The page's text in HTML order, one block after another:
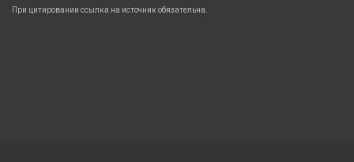
При цитировании ссылка на источник обязательна.